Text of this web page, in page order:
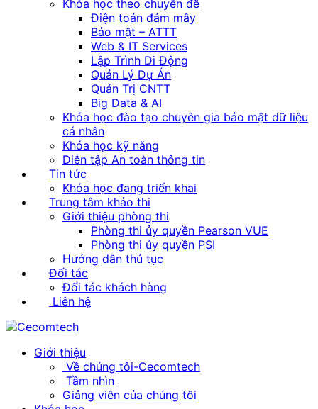
Khóa học theo chuyên đề
Điện toán đám mây
Bảo mật – ATTT
Web & IT Services
Lập Trình Di Động
Quản Lý Dự Án
Quản Trị CNTT
Big Data & AI
Khóa học đào tạo chuyên gia bảo mật dữ liệu
cá nhân
Khóa học kỹ năng
Diễn tập An toàn thông tin
Tin tức
Khóa học đang triển khai
Trung tâm khảo thi
Giới thiệu phòng thi
Phòng thi ủy quyền Pearson VUE
Phòng thi ủy quyền PSI
Hướng dẫn thủ tục
Đối tác
Đối tác khách hàng
Liên hệ
Giới thiệu
Về chúng tôi-Cecomtech
Tầm nhìn
Giảng viên của chúng tôi